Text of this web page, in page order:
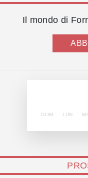
Il mondo di
DOM LUN